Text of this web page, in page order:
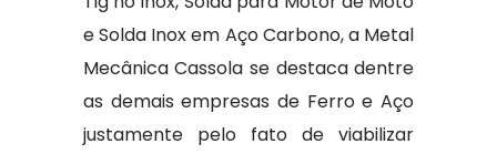
e Solda Inox em Aço Carbono, a Metal
Mecânica Cassola se destaca dentre
as demais empresas de Ferro e Aço
justamente pelo fato de viabilizar